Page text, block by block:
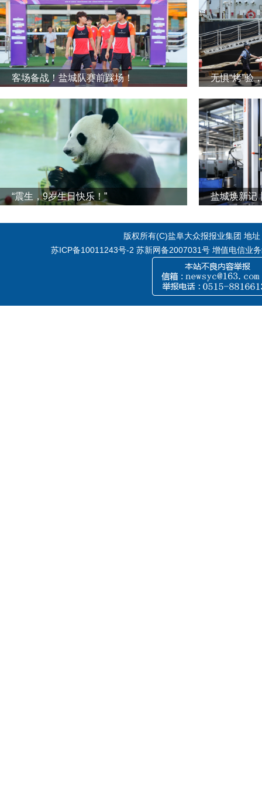
客场备战！盐城队赛前踩场！ 无惧“烤”验
“震生，9岁生日快乐！”
版权所有(C)盐阜大众报报业集团 地
苏ICP备10011243号-2 苏新网备2007031号 增值电信业